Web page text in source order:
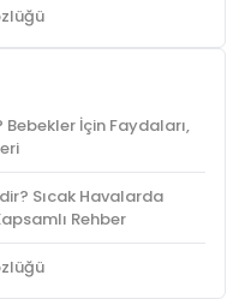
İçin Faydaları,
Sıcak Havalarda
Rehber